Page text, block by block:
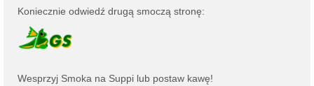
Koniecznie odwiedź drugą smoczą stronę:
Wesprzyj Smoka na Suppi lub postaw kawę!